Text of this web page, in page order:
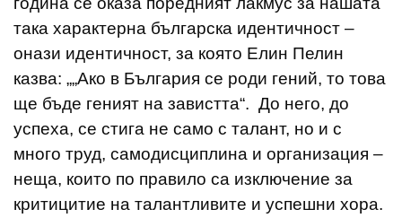
така характерна българска идентичност –
онази идентичност, за която Елин Пелин
казва: „„Ако в България се роди гений, то това
ще бъде геният на завистта“. До него, до
успеха, се стига не само с талант, но и с
много труд, самодисциплина и организация –
неща, които по правило са изключение за
критицитие на талантливите и успешни хора.